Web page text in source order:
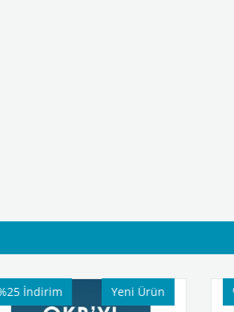
%26 İndirim Yeni Ürün